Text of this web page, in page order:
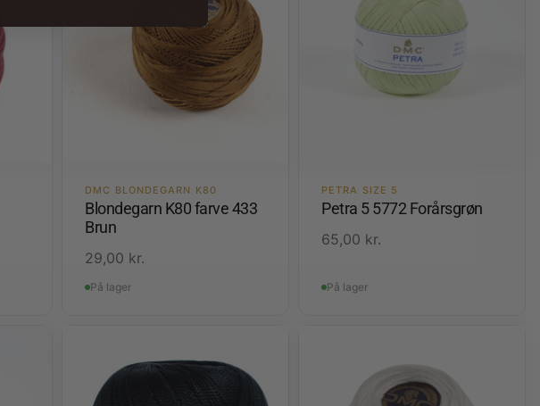
DMC BLONDEGARN K80
Blondegarn K80 farve 433
Brun
29,00 kr.
På lager
PETRA SIZE 5
Petra 5 5772 Forårsgrøn
65,00 kr.
På lager